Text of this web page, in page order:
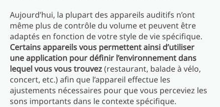
Aujourd’hui, la plupart des appareils auditifs n’ont
même plus de contrôle du volume et peuvent être
adaptés en fonction de votre style de vie spécifique.
Certains appareils vous permettent ainsi d’utiliser
une application pour définir l’environnement dans
lequel vous vous trouvez(restaurant, balade à vélo,
concert, etc.) afin que l’appareil effectue les
ajustements nécessaires pour que vous perceviez les
sons importants dans le contexte spécifique.